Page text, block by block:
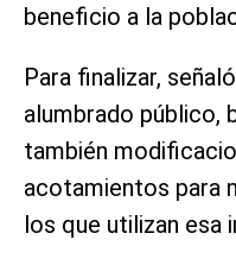
beneficio a la
Para finalizar,
alumbrado público,
también
acotamientos para
los que utilizan esa